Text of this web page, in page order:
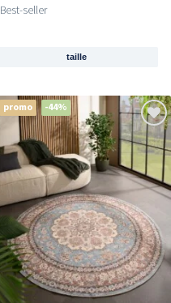
Best-seller
taille
promo -44%